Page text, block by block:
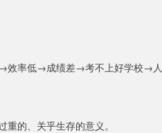
→效率低→成绩差→考不上好学校→
的、关乎生存的意义。